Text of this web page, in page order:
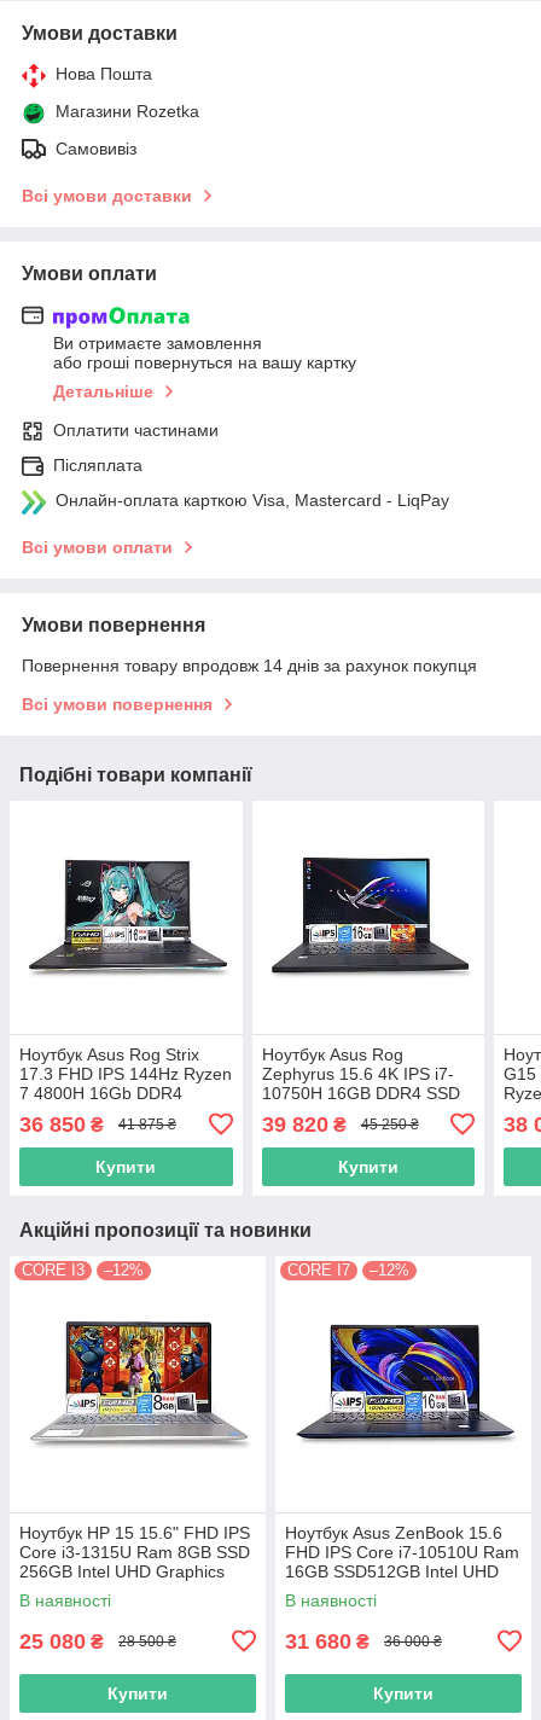
Умови доставки
Нова Пошта
Магазини Rozetka
Самовивіз
Всі умови доставки
Умови оплати
Ви отримаєте замовлення
або гроші повернуться на вашу картку
Детальніше
Оплатити частинами
Післяплата
Онлайн-оплата карткою Visa, Mastercard - LiqPay
Всі умови оплати
Умови повернення
Повернення товару впродовж 14 днів за рахунок покупця
Всі умови повернення
Подібні товари компанії
Ноутбук Asus Rog Strix
17.3 FHD IPS 144Hz Ryzen
7 4800H 16Gb DDR4
3050 4GB
36 850 ₴ 41 875 ₴
Купити
Ноутбук Asus Rog
Zephyrus 15.6 4K IPS i7-
10750H 16GB DDR4 SSD
6GB
39 820₴ 45 250 ₴
Купити
G15
38
Акційні пропозиції та новинки
CORE I3 –12%
Ноутбук HP 15 15.6" FHD IPS
Сore i3-1315U Ram 8GB SSD
256GB Intel UHD Graphics
В наявності
25 080 ₴ 28 500 ₴
Купити
CORE I7 –12%
Ноутбук Asus ZenBook 15.6
FHD IPS Core i7-10510U Ram
16GB SSD512GB Intel UHD
Graphics
В наявності
31 680 ₴ 36 000 ₴
Купити